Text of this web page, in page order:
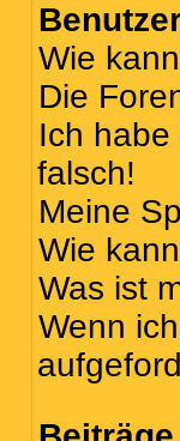
Wie
Die
Ich
falsch!
Meine
Wie
Was ist
Wenn